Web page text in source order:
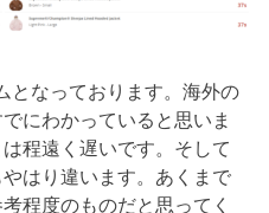
となっております。海外の
にわかっていると思いま
程遠く遅いです。そして
はり違います。あくまで
程度のものだと思ってく